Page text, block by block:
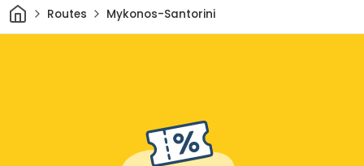
ThuisRoutes Mykonos-Santorini